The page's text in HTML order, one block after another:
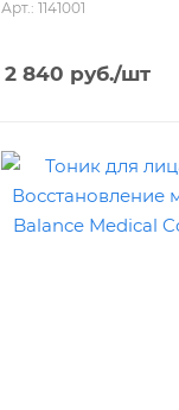
Арт.: 1141001
2 840 руб./шт